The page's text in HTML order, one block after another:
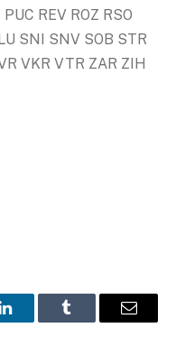
REV ROZ RSO
SNI SNV SOB STR
VKR VTR ZAR ZIH
LinkedInTumblr Email